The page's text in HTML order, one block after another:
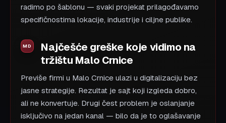
radimo po šablonu — svaki projekat prilagođavamo
specifičnostima lokacije, industrije i ciljne publike.
Najčešće greške koje vidimo na
tržištu Malo Crnice
Previše firmi u Malo Crnice ulazi u digitalizaciju bez
jasne strategije. Rezultat je sajt koji izgleda dobro,
ali ne konvertuje. Drugi čest problem je oslanjanje
isključivo na jedan kanal — bilo da je to oglašavanje